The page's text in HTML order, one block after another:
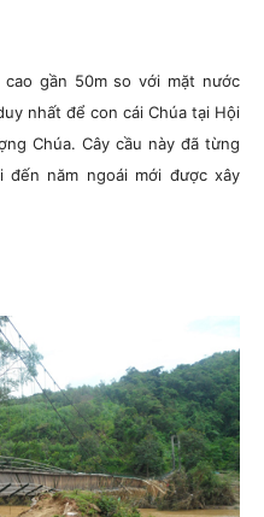
gần 50m so với mặt nước
nhất để con cái Chúa tại Hội
Chúa. Cây cầu này đã từng
năm ngoái mới được xây